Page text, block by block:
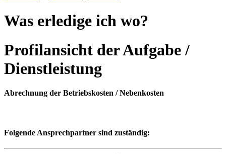
Was erledige ich wo?
Profilansicht der Aufgabe /
Dienstleistung
Abrechnung der Betriebskosten / Nebenkosten
Folgende Ansprechpartner sind zuständig: